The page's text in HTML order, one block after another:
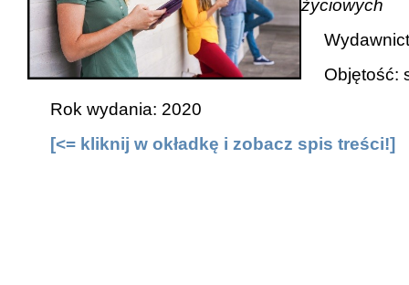
życiowych
Objętość:
Rok wydania: 2020
[<= kliknij w okładkę i zobacz spis treści!]